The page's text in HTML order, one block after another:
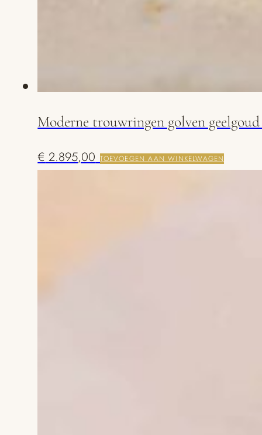
Moderne trouwringen golven
€ 2.895,00 TOEVOEGEN AAN WINKELWAGEN